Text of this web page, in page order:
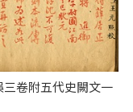
卷附五代史闕文一